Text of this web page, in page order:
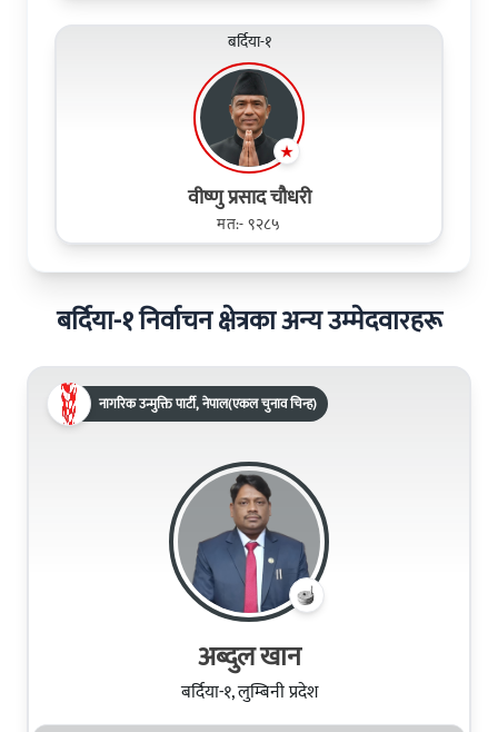
बर्दिया-१
वीष्णु प्रसाद चौधरी
मत:- ९२८५
बर्दिया-१ निर्वाचन क्षेत्रका अन्य उम्मेदवारहरू
नागरिक उन्मुक्ति पार्टी, नेपाल(एकल चुनाव चिन्ह)
अब्दुल खान
बर्दिया-१, लुम्बिनी प्रदेश